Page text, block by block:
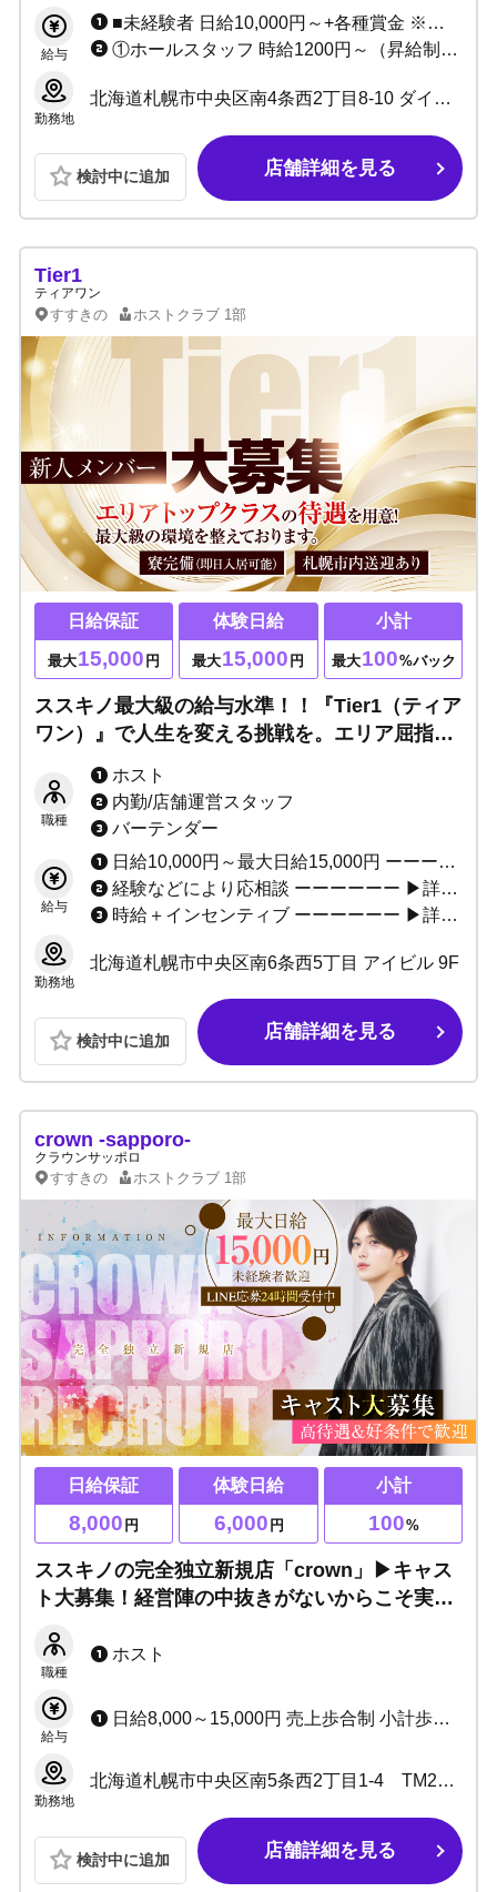
給与
■未経験者 日給10,000円～+各種賞金 ※業界最高水準の日給保証システム ■経験者 歩合制度+各種賞金 ※業界最高水準の売上バックシステム ■アルバイト 時給2,000円+売上バック+その他バック（1日最大8,000円）
①ホールスタッフ 時給1200円～（昇給制度あり） ②運営スタッフ 月給25万円～ ③内勤スタッフ 月給20万円～ ※詳細は面接時にご相談ください。あなたに合った報酬システムをお話させていただきます！
勤務地
北海道札幌市中央区南4条西2丁目8-10 ダイメックスプラザ5番館 4F
検討中に追加 店舗詳細を見る
Tier1
ティアワン
すすきの ホストクラブ 1部
日給保証
最大15,000 円
体験日給
最大15,000 円
小計
最大100%バック
ススキノ最大級の給与水準！！『Tier1（ティア
ワン）』で人生を変える挑戦を。エリア屈指の
体験入店費＆日給保証で、あなたの成功を全面
バックアップ！
職種
ホスト
内勤/店舗運営スタッフ
バーテンダー
給与
日給10,000円～最大日給15,000円 ーーーーーー 小計最大100%バック 総売上最大70%バック (※総売上小計バック率等は面接時にご説明いたします。） ーーーーーー ・未経験者安心の保証制度（4ヶ月間） ・経験者必見の移籍金制度あり ーーーーーー ▶給与一例 基本給として日給10,000円×25日＝250,000円（4ヶ月）
経験などにより応相談 ーーーーーー ▶詳しくはお気軽にお問い合わせください。
時給＋インセンティブ ーーーーーー ▶詳しくはお気軽にお問い合わせください。
勤務地
北海道札幌市中央区南6条西5丁目 アイビル 9F
検討中に追加 店舗詳細を見る
crown -sapporo-
クラウンサッポロ
すすきの ホストクラブ 1部
日給保証
8,000 円
体験日給
6,000 円
小計
100%
ススキノの完全独立新規店「crown」▶キャス
ト大募集！経営陣の中抜きがないからこそ実現
職種
ホスト
給与
日給8,000～15,000円 売上歩合制 小計歩合：～ 100%
勤務地
北海道札幌市中央区南5条西2丁目1-4 TM26ビル 5F
検討中に追加 店舗詳細を見る